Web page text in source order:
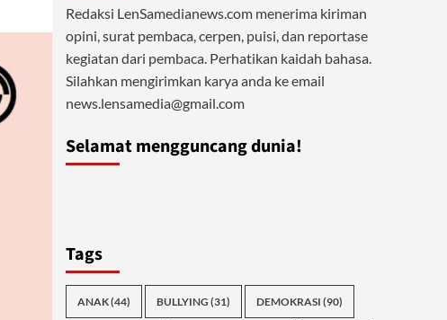
Redaksi LenSamedianews.com menerima kiriman
opini, surat pembaca, cerpen, puisi, dan reportase
kegiatan dari pembaca. Perhatikan kaidah bahasa.
Silahkan mengirimkan karya anda ke email
news.lensamedia@gmail.com
Selamat mengguncang dunia!
Tags
ANAK(44) BULLYING (31) DEMOKRASI (90)